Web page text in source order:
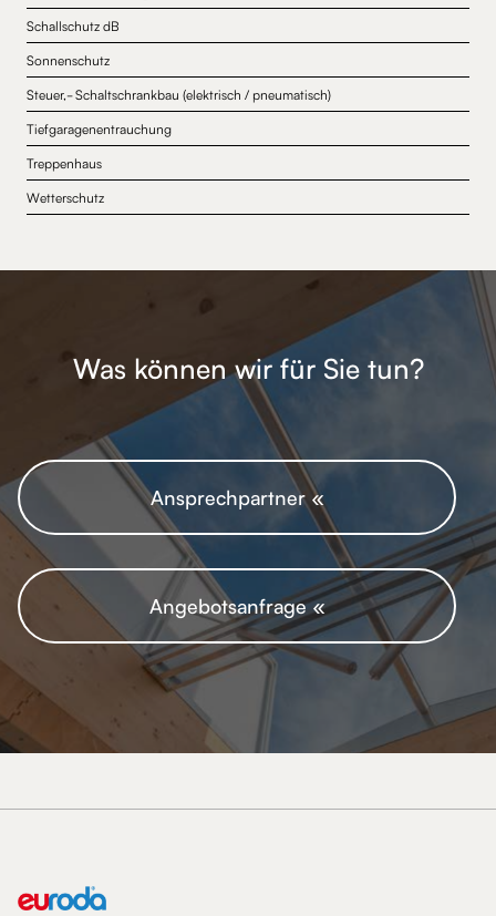
Schallschutz dB
Sonnenschutz
Steuer,- Schaltschrankbau (elektrisch / pneumatisch)
Tiefgaragenentrauchung
Treppenhaus
Wetterschutz
Was können wir für Sie tun?
Ansprechpartner «
Angebotsanfrage «